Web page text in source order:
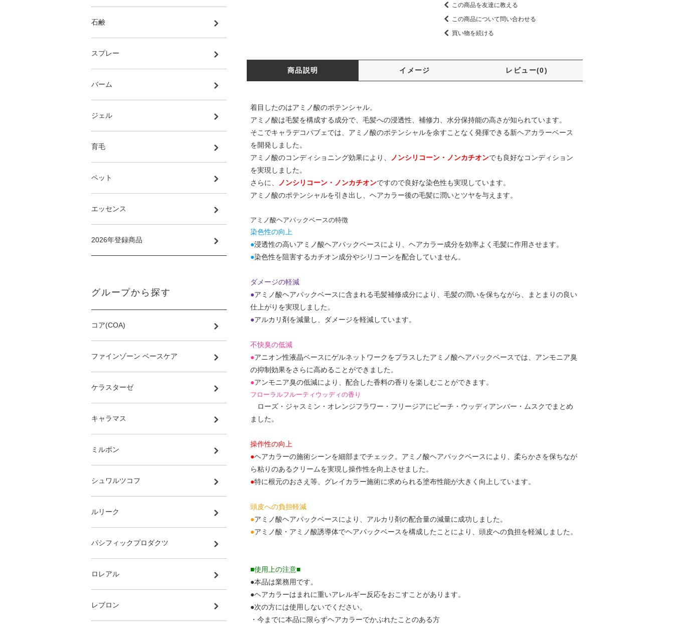
この商品を友達に教える
この商品について問い合わせる
買い物を続ける
商品説明 イメージ レビュー(0)
着目したのはアミノ酸のポテンシャル。
アミノ酸は毛髪を構成する成分で、毛髪への浸透性、補修力、水分保持能の高さが知られています。
そこでキャラデコパブェでは、アミノ酸のポテンシャルを余すことなく発揮できる新ヘアカラーベース
を開発しました。
アミノ酸のコンディショニング効果により、
ノンシリコーン・ノンカチオンでも良好なコンディション
を実現しました。
さらに、
ノンシリコーン・ノンカチオンですので良好な染色性も実現しています。
アミノ酸のポテンシャルを引き出し、ヘアカラー後の毛髪に潤いとツヤを与えます。
アミノ酸ヘアパックベースの特徴
染色性の向上
●浸透性の高いアミノ酸ヘアパックベースにより、ヘアカラー成分を効率よく毛髪に作用させます。
●染色性を阻害するカチオン成分やシリコーンを配合していません。
ダメージの軽減
●アミノ酸ヘアパックベースに含まれる毛髪補修成分により、毛髪の潤いを保ちながら、まとまりの良い
仕上がりを実現しました。
●アルカリ剤を減量し、ダメージを軽減しています。
不快臭の低減
●アニオン性液晶ベースにゲルネットワークをプラスしたアミノ酸ヘアパックベースでは、アンモニア臭
の抑制効果をさらに高めることができました。
●アンモニア臭の低減により、配合した香料の香りを楽しむことができます。
フローラルフルーティウッディの香り
ローズ・ジャスミン・オレンジフラワー・フリージアにピーチ・ウッディアンバー・ムスクでまとめ
ました。
操作性の向上
●ヘアカラーの施術シーンを細部までチェック。アミノ酸ヘアパックベースにより、柔らかさを保ちなが
ら粘りのあるクリームを実現し操作性を向上させました。
●特に根元のおさえ等、グレイカラー施術に求められる塗布性能が大きく向上しています。
頭皮への負担軽減
●アミノ酸ヘアパックベースにより、アルカリ剤の配合量の減量に成功しました。
●アミノ酸・アミノ酸誘導体でヘアパックベースを構成したことにより、頭皮への負担を軽減しました。
■使用上の注意■
●本品は業務用です。
●ヘアカラーはまれに重いアレルギー反応をおこすことがあります。
●次の方には使用しないでください。
・今までに本品に限らずヘアカラーでかぶれたことのある方
石鹸
スプレー
バーム
ジェル
育毛
ペット
エッセンス
2026年登録商品
グループから探す
コア(COA)
ファインゾーン ベースケア
ケラスターゼ
キャラマス
ミルボン
シュワルツコフ
ルリーク
パシフィックプロダクツ
ロレアル
レブロン